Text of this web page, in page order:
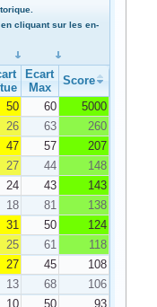
cliquant sur les en-
Ecart
Max
Score
50 60
5000
26 63
260
47 57
207
27 44
148
24 43
143
18 81
138
31 50
124
25 61
118
27 45
108
13 68
106
10 50
93